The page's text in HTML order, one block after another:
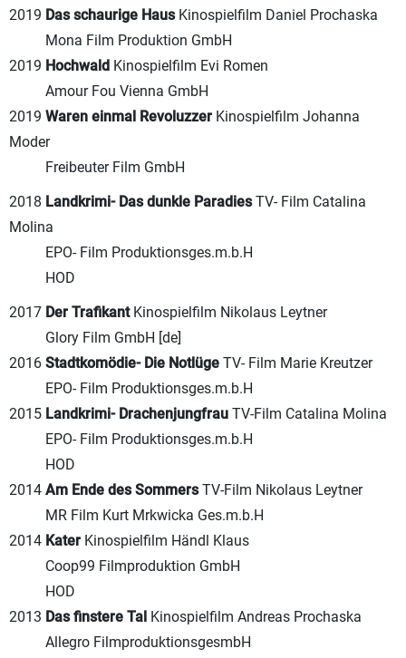
2019 Das schaurige Haus Kinospielfilm Daniel Prochaska
Mona Film Produktion GmbH
2019 Hochwald Kinospielfilm Evi Romen
Amour Fou Vienna GmbH
2019 Waren einmal Revoluzzer Kinospielfilm Johanna
Moder
Freibeuter Film GmbH
2018 Landkrimi- Das dunkle ParadiesTV- Film Catalina
Molina
EPO- Film Produktionsges.m.b.H
HOD
2017 Der Trafikant Kinospielfilm Nikolaus Leytner
Glory Film GmbH [de]
2016 Stadtkomödie- Die Notlüge TV- Film Marie Kreutzer
EPO- Film Produktionsges.m.b.H
2015 Landkrimi- Drachenjungfrau TV-Film Catalina Molina
EPO- Film Produktionsges.m.b.H
HOD
2014 Am Ende des SommersTV-Film Nikolaus Leytner
MR Film Kurt Mrkwicka Ges.m.b.H
2014 Kater Kinospielfilm Händl Klaus
Coop99 Filmproduktion GmbH
HOD
2013 Das finstere Tal Kinospielfilm Andreas Prochaska
Allegro FilmproduktionsgesmbH